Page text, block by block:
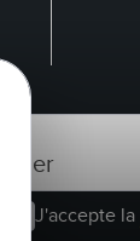
J'accepte la